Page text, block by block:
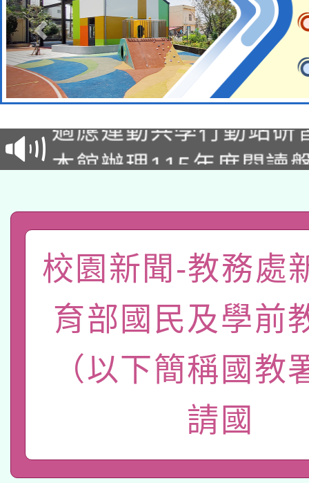
本校115學年度第2次
招甄選結果公告(無人
招)
本館辦理115年度閱讀
礎課程
A3數位素養講師名單
「數位內容與教學軟體
pilot」
有關大陸委員會函釋公
薪期間赴陸應申請許可
轉知經濟部水利署委託
業技術研究院辦理「
用水績優單位及節水達
115年8月22日(星期六
桃園市孔廟祈福系列
開 智慧啟航」
本校115學年度第2次
招甄選結果公告(無人
適應運動共學行動站研
校園新聞-教務處
育部國民及學前
（以下簡稱國教
請國